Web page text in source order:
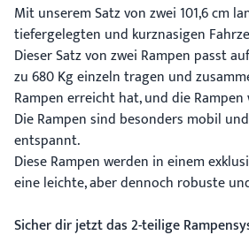
Mit unserem Satz von zwei 101,6 cm
tiefergelegten und kurznasigen
Dieser Satz von zwei Rampen passt
zu 680 Kg einzeln tragen und
Rampen erreicht hat, und die
Die Rampen sind besonders mobil
entspannt.
Diese Rampen werden in einem
eine leichte, aber dennoch robuste
Sicher dir jetzt das 2-teilige